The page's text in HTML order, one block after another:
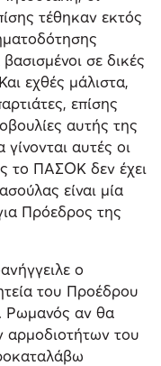
τέθηκαν εκτός
σε δικές
εχθές μάλιστα,
επίσης
αυτής της
αυτές οι
το ΠΑΣΟΚ δεν έχει
είναι μία
Πρόεδρος της
ο
του Προέδρου
Ρωμανός αν θα
αρμοδιοτήτων του